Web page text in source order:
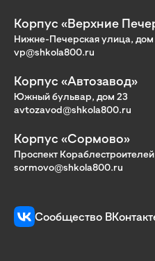
Корпус «Верхние
Нижне-Печерская улица,
vp@shkola800.ru
Корпус «Автозавод»
Южный бульвар, дом 23
avtozavod@shkola800.ru
Корпус «Сормово»
Проспект
sormovo@shkola800.ru
Сообщество